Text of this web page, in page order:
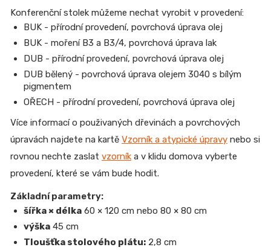
Konferenční stolek můžeme nechat vyrobit v provedení:
BUK - přírodní provedení, povrchová úprava olej
BUK - moření B3 a B3/4, povrchová úprava lak
DUB - přírodní provedení, povrchová úprava olej
DUB bělený - povrchová úprava olejem 3040 s bílým
pigmentem
OŘECH - přírodní provedení, povrchová úprava olej
Více informací o použivaných dřevinách a povrchových
úpravách najdete na kartě Vzorník a atypické úpravy nebo si
rovnou nechte zaslat vzorník a v klidu domova vyberte
provedení, které se vám bude hodit.
Základní parametry:
šířka × délka 60 × 120 cm nebo 80 × 80 cm
výška 45 cm
Tloušťka stolového plátu: 2,8 cm